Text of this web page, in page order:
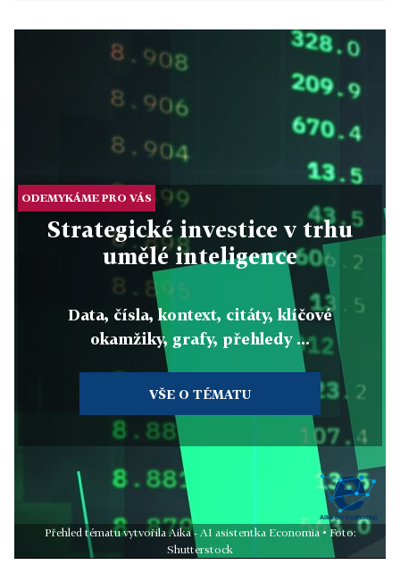
ODEMYKÁME PRO VÁS
Strategické investice v trhu
umělé inteligence
Data, čísla, kontext, citáty, klíčové
okamžiky, grafy, přehledy ...
VŠE O TÉMATU
Přehled tématu vytvořila Aika - AI asistentka Economia • Foto:
Shutterstock